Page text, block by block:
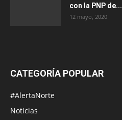
con la PNP de...
12 mayo, 2020
CATEGORÍA POPULAR
#AlertaNorte
Noticias